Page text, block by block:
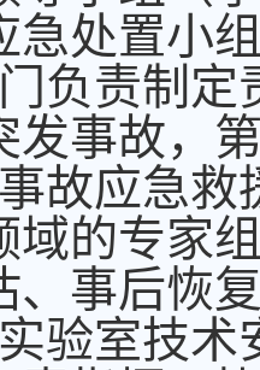
急处置小
负责制
发事故，
故应急
域的专家
、事后恢
验室技